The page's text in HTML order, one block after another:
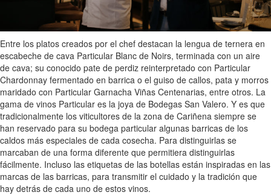
Entre los platos creados por el chef destacan la lengua de ternera en
escabeche de cava Particular Blanc de Noirs, terminada con un aire
de cava; su conocido pate de perdiz reinterpretado con Particular
Chardonnay fermentado en barrica o el guiso de callos, pata y morros
maridado con Particular Garnacha Viñas Centenarias, entre otros. La
gama de vinos Particular es la joya de Bodegas San Valero. Y es que
tradicionalmente los viticultores de la zona de Cariñena siempre se
han reservado para su bodega particular algunas barricas de los
caldos más especiales de cada cosecha. Para distinguirlas se
marcaban de una forma diferente que permitiera distinguirlas
fácilmente. Incluso las etiquetas de las botellas están inspiradas en las
marcas de las barricas, para transmitir el cuidado y la tradición que
hay detrás de cada uno de estos vinos.